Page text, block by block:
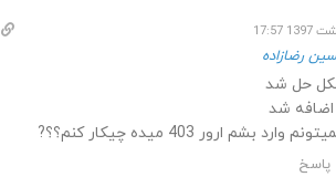
رضازاده
حل شد
شد
ارور 403 میده چیکار کنم؟؟?
پاسخ